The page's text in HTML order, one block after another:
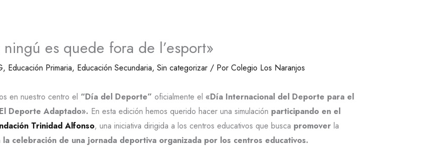
es quede fora de l’esport»
, Educación Primaria, Educación Secundaria, Sin categorizar/ Por Colegio Los Naranjos
en nuestro centro el “Día del Deporte” oficialmente el «Día Internacional del Deporte para el
Deporte Adaptado». En esta edición hemos querido hacer una simulación participando en el
Trinidad Alfonso, una iniciativa dirigida a los centros educativos que busca promover la
la celebración de una jornada deportiva organizada por los centros educativos.